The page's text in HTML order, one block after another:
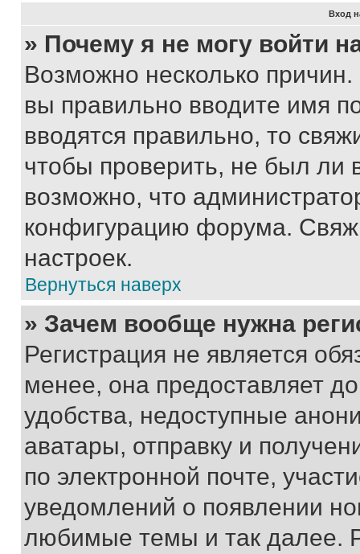
Вход
» Почему я не могу войти
Возможно несколько
вы правильно вводите имя
вводятся правильно, то
чтобы проверить, не был ли
возможно, что
конфигурацию форума.
настроек.
Вернуться наверх
» Зачем вообще нужна
Регистрация не является
менее, она предоставляет
удобства, недоступные
аватары, отправку и
по электронной почте,
уведомлений о появлении
любимые темы и так далее.